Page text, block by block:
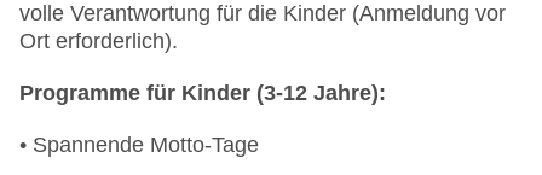
volle Verantwortung für die Kinder (Anmeldung vor
Ort erforderlich).
Programme für Kinder (3-12 Jahre):
• Spannende Motto-Tage